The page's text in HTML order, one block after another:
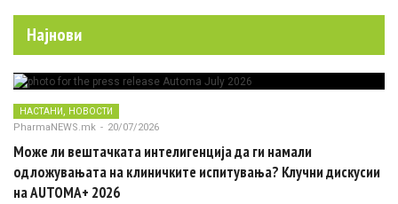
Најнови
НАСТАНИ, НОВОСТИ
PharmaNEWS.mk - 20/07/2026
Може ли вештачката интелигенција да ги намали
одложувањата на клиничките испитувања? Клучни дискусии
на AUTOMA+ 2026